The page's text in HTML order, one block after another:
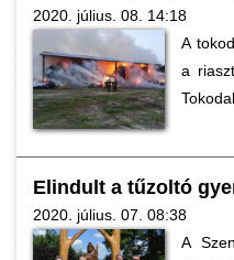
2020. július. 08. 14:18
A
a
Elindult a tűzoltó
2020. július. 07. 08:38
A